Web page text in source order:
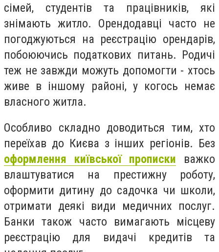
сімей, студентів та працівників, які
знімають житло. Орендодавці часто не
погоджуються на реєстрацію орендарів,
побоюючись податкових питань. Родичі
теж не завжди можуть допомогти - хтось
живе в іншому районі, у когось немає
власного житла.
Особливо складно доводиться тим, хто
переїхав до Києва з інших регіонів. Без
оформлення київської прописки важко
влаштуватися на престижну роботу,
оформити дитину до садочка чи школи,
отримати деякі види медичних послуг.
Банки також часто вимагають місцеву
реєстрацію для видачі кредитів та